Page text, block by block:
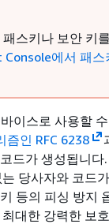
스키나 보안 키
에서 패
이스로 사용할
즘인 RFC 6238
드가 생성됩니
당사자와 코드
등의 피싱 방지
대한 강력한 보